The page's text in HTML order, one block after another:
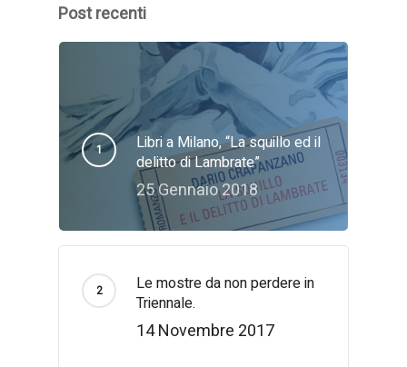
Post recenti
Libri a Milano, “La squillo ed il
delitto di Lambrate”
25 Gennaio 2018
Le mostre da non perdere in
Triennale.
14 Novembre 2017